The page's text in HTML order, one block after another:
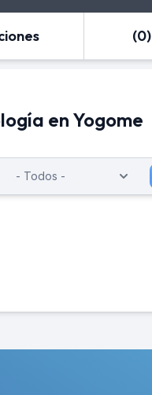
en Yogome